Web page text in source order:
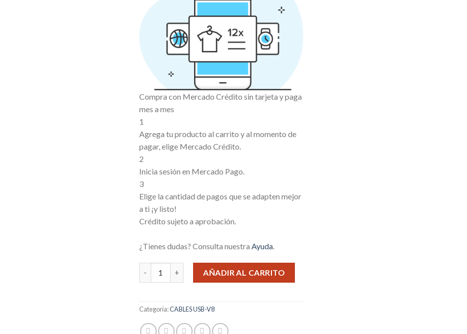
Compra con Mercado Crédito sin tarjeta y paga
mes a mes
1
Agrega tu producto al carrito y al momento de
pagar, elige Mercado Crédito.
2
Inicia sesión en Mercado Pago.
3
Elige la cantidad de pagos que se adapten mejor
a ti ¡y listo!
Crédito sujeto a aprobación.
¿Tienes dudas? Consulta nuestra Ayuda.
CABLE USB V8 ROYALCELL RC-5006 5A cantidad
AÑADIR AL CARRITO
Categoría:CABLES USB-V8